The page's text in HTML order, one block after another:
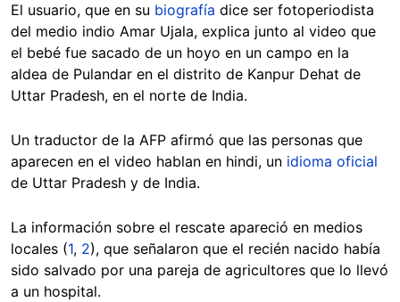
El usuario, que en su biografía dice ser fotoperiodista
del medio indio Amar Ujala, explica junto al video que
el bebé fue sacado de un hoyo en un campo en la
aldea de Pulandar en el distrito de Kanpur Dehat de
Uttar Pradesh, en el norte de India.
Un traductor de la AFP afirmó que las personas que
aparecen en el video hablan en hindi, un idioma oficial
de Uttar Pradesh y de India.
La información sobre el rescate apareció en medios
locales (1, 2), que señalaron que el recién nacido había
sido salvado por una pareja de agricultores que lo llevó
a un hospital.